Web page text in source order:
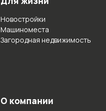
Новостройки
Машиноместа
Загородная недвижимость
О компании